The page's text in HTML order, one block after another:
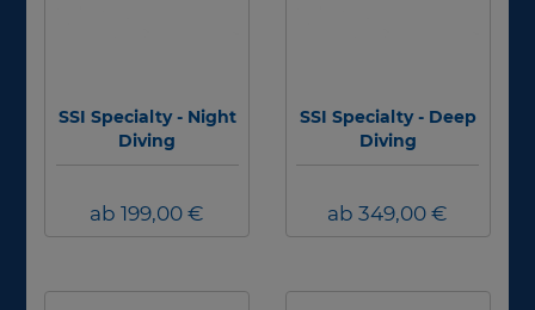
SSI Specialty - Night
Diving
ab 199,00 €
SSI Specialty - Deep
Diving
ab 349,00 €